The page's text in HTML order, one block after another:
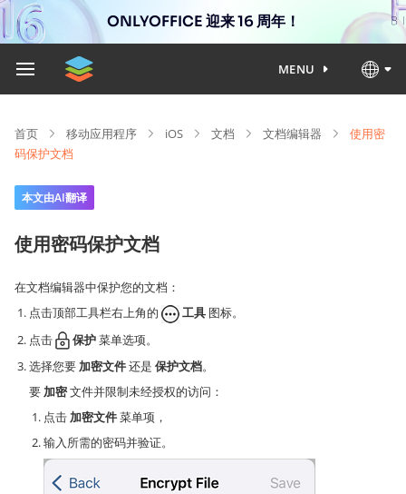
ONLYOFFICE 迎来 16 周年！
MENU
首页 移动应用程序 iOS 文档 文档编辑器
使用密
码保护文档
本文由AI翻译
使用密码保护文档
在文档编辑器中保护您的文档：
点击顶部工具栏右上角的
工具 图标。
点击
保护菜单选项。
选择您要加密文件还是 保护文档。
要加密文件并限制未经授权的访问：
点击加密文件菜单项，
输入所需的密码并验证。